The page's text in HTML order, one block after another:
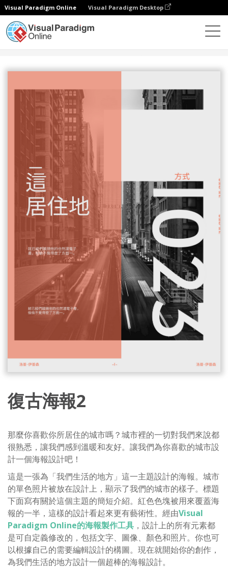
Visual Paradigm Online Visual Paradigm Desktop
復古海報2
那麼你喜歡你所居住的城市嗎？城市裡的一切對我們來說都
很熟悉，讓我們感到溫暖和友好。讓我們為你喜歡的城市設
計一個海報設計吧！
這是一張為「我們生活的地方」這一主題設計的海報。城市
的單色照片被放在設計上，顯示了我們的城市的樣子。標題
下面寫有關於這個主題的簡短介紹。紅色色塊被用來覆蓋海
報的一半，這樣的設計看起來更有藝術性。經由Visual
Paradigm Online的海報製作工具 ，設計上的所有元素都
是可自定義修改的，包括文字、圖像、顏色和照片。你也可
以根據自己的需要編輯設計的構圖。現在就開始你的創作，
為我們生活的地方設計一個超棒的海報設計。